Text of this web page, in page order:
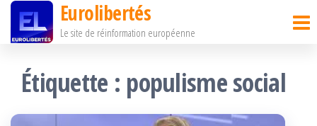
Passer
contenu
Eurolibertés
Le site de réinformation européenne
Étiquette : populisme social